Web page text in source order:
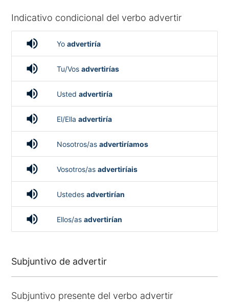
Indicativo condicional del verbo advertir
volume_up Yo advertiría
volume_up Tu/Vos advertirías
volume_up Usted advertiría
volume_up El/Ella advertiría
volume_up Nosotros/as advertiríamos
volume_up Vosotros/as advertiríais
volume_up Ustedes advertirían
volume_up Ellos/as advertirían
Subjuntivo de advertir
Subjuntivo presente del verbo advertir